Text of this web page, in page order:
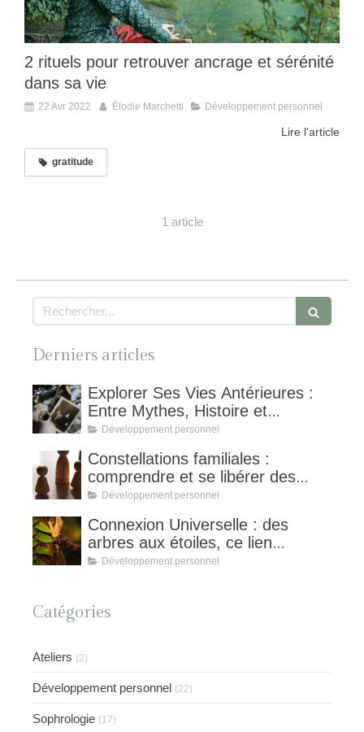
2 rituels pour retrouver ancrage et sérénité
dans sa vie
22 Avr 2022 Élodie Marchetti Développement personnel
Lire l'article
gratitude
1 article
Rechercher
Derniers articles
Explorer Ses Vies Antérieures :
Entre Mythes, Histoire et
Hypnose Spirituelle,
Développement personnel
Constellations familiales :
comprendre et se libérer des
schémas invisibles
Développement personnel
Connexion Universelle : des
arbres aux étoiles, ce lien
invisible qui nous unit et nourrit
Développement personnel
Catégories
Ateliers (2)
Développement personnel (22)
Sophrologie (17)